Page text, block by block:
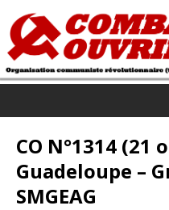
CO N°1314 (21
Guadeloupe –
SMGEAG